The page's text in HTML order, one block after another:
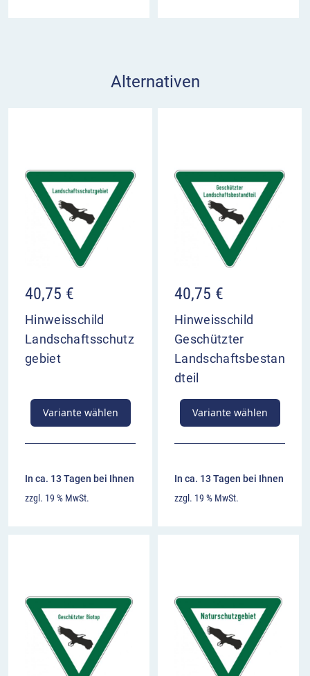
Alternativen
40,75 €
Hinweisschild
Landschaftsschutz
gebiet
Variante wählen
In ca. 13 Tagen bei Ihnen
zzgl. 19 % MwSt.
40,75 €
Hinweisschild
Geschützter
Landschaftsbestan
dteil
Variante wählen
In ca. 13 Tagen bei Ihnen
zzgl. 19 % MwSt.